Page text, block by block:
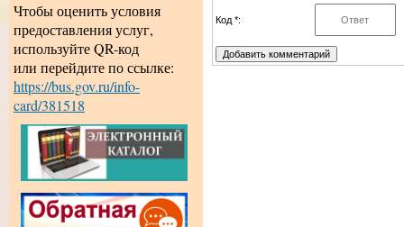
Чтобы оценить условия
предоставления услуг,
используйте QR-код
или перейдите по ссылке:
https://bus.gov.ru/info-
card/381518
Код *: